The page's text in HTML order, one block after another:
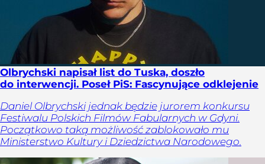
Olbrychski napisał list do Tuska, doszło
do interwencji. Poseł PiS: Fascynujące odklejenie
Daniel Olbrychski jednak będzie jurorem konkursu
Festiwalu Polskich Filmów Fabularnych w Gdyni.
Początkowo taką możliwość zablokowało mu
Ministerstwo Kultury i Dziedzictwa Narodowego.